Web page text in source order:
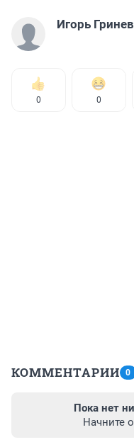
Игорь
0 0
КОММЕНТАРИИ 0
Пока нет
Начните